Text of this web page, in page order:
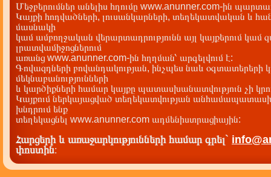
Մեջբերումներ անելիս հղումը www.anunner.com-ին
Կայքի հոդվածների, լուսանկարների, տեղեկատվական և
մասնակի
կամ ամբողջական վերարտադրությունն այլ կայքերում կամ
լրատվամիջոցներում
առանց www.anunner.com-ին հղղման՝ արգելվում է:
Գովազդների բովանդակության, ինչպես նաև օգտատերերի
մեկնաբանությունների
և կարծիքների համար կայքը պատասխանատվություն չի
Կայքում ներկայացված տեղեկատվության
խնդրում ենք
տեղեկացնել www.anunner.com ադմենիստրացիային:
Հարցերի և առաջարկությունների համար գրել`
փոստին: